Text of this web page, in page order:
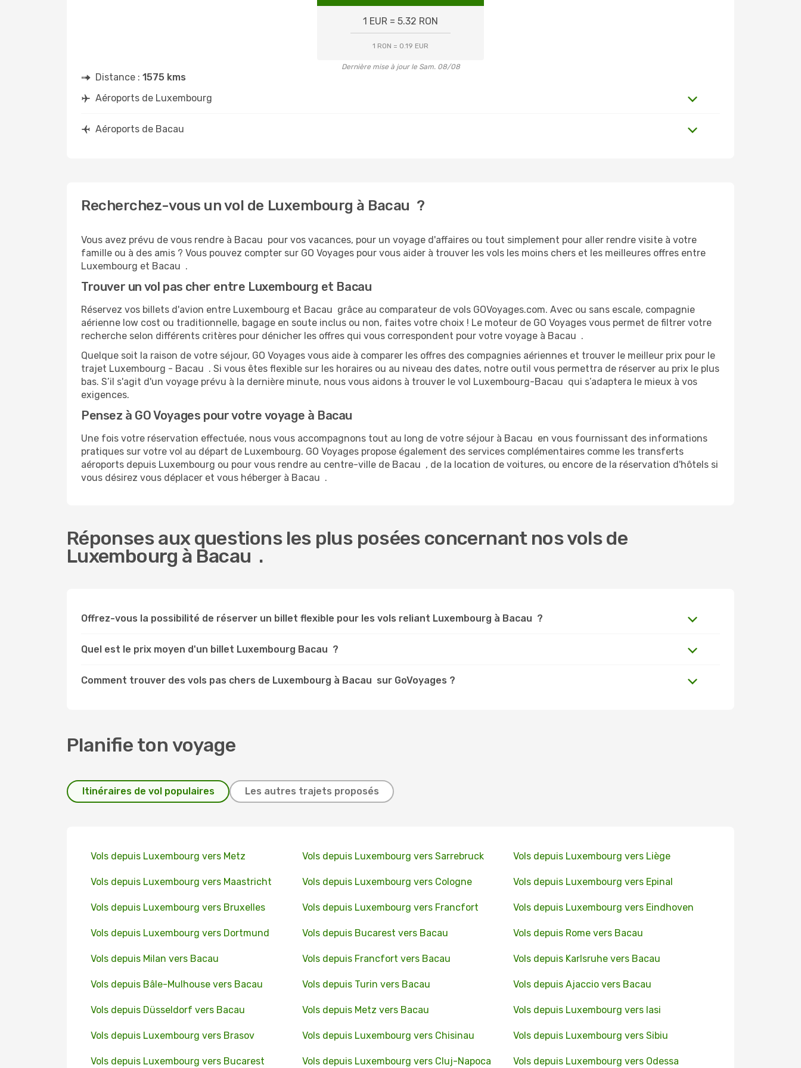
1 EUR = 5.32 RON
1 RON = 0.19 EUR
Dernière mise à jour le Sam. 08/08
Distance : 1575 kms
Aéroports de Luxembourg
Aéroports de Bacau
Recherchez-vous un vol de Luxembourg à Bacau ?
Vous avez prévu de vous rendre à Bacau pour vos vacances, pour un voyage d'affaires ou tout simplement pour aller rendre visite à votre
famille ou à des amis ? Vous pouvez compter sur GO Voyages pour vous aider à trouver les vols les moins chers et les meilleures offres entre
Luxembourg et Bacau .
Trouver un vol pas cher entre Luxembourg et Bacau
Réservez vos billets d'avion entre Luxembourg et Bacau grâce au comparateur de vols GOVoyages.com. Avec ou sans escale, compagnie
aérienne low cost ou traditionnelle, bagage en soute inclus ou non, faites votre choix ! Le moteur de GO Voyages vous permet de filtrer votre
recherche selon différents critères pour dénicher les offres qui vous correspondent pour votre voyage à Bacau .
Quelque soit la raison de votre séjour, GO Voyages vous aide à comparer les offres des compagnies aériennes et trouver le meilleur prix pour le
trajet Luxembourg - Bacau . Si vous êtes flexible sur les horaires ou au niveau des dates, notre outil vous permettra de réserver au prix le plus
bas. S’il s'agit d'un voyage prévu à la dernière minute, nous vous aidons à trouver le vol Luxembourg-Bacau qui s’adaptera le mieux à vos
exigences.
Pensez à GO Voyages pour votre voyage à Bacau
Une fois votre réservation effectuée, nous vous accompagnons tout au long de votre séjour à Bacau en vous fournissant des informations
pratiques sur votre vol au départ de Luxembourg. GO Voyages propose également des services complémentaires comme les transferts
aéroports depuis Luxembourg ou pour vous rendre au centre-ville de Bacau , de la location de voitures, ou encore de la réservation d'hôtels si
vous désirez vous déplacer et vous héberger à Bacau .
Réponses aux questions les plus posées concernant nos vols de
Luxembourg à Bacau .
Offrez-vous la possibilité de réserver un billet flexible pour les vols reliant Luxembourg à Bacau ?
Quel est le prix moyen d'un billet Luxembourg Bacau ?
Comment trouver des vols pas chers de Luxembourg à Bacau sur GoVoyages ?
Planifie ton voyage
Itinéraires de vol populaires Les autres trajets proposés
Vols depuis Luxembourg vers Metz Vols depuis Luxembourg vers Sarrebruck Vols depuis Luxembourg vers Liège
Vols depuis Luxembourg vers Maastricht Vols depuis Luxembourg vers Cologne Vols depuis Luxembourg vers Epinal
Vols depuis Luxembourg vers Bruxelles Vols depuis Luxembourg vers Francfort Vols depuis Luxembourg vers Eindhoven
Vols depuis Luxembourg vers Dortmund Vols depuis Bucarest vers Bacau Vols depuis Rome vers Bacau
Vols depuis Milan vers Bacau Vols depuis Francfort vers Bacau Vols depuis Karlsruhe vers Bacau
Vols depuis Bâle-Mulhouse vers Bacau Vols depuis Turin vers Bacau Vols depuis Ajaccio vers Bacau
Vols depuis Düsseldorf vers Bacau Vols depuis Metz vers Bacau Vols depuis Luxembourg vers Iasi
Vols depuis Luxembourg vers Brasov Vols depuis Luxembourg vers Chisinau Vols depuis Luxembourg vers Sibiu
Vols depuis Luxembourg vers Bucarest Vols depuis Luxembourg vers Cluj-Napoca Vols depuis Luxembourg vers Odessa